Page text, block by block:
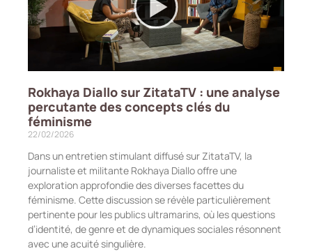
Rokhaya Diallo sur ZitataTV : une analyse
percutante des concepts clés du
féminisme
22/02/2026
Dans un entretien stimulant diffusé sur ZitataTV, la
journaliste et militante Rokhaya Diallo offre une
exploration approfondie des diverses facettes du
féminisme. Cette discussion se révèle particulièrement
pertinente pour les publics ultramarins, où les questions
d’identité, de genre et de dynamiques sociales résonnent
avec une acuité singulière.